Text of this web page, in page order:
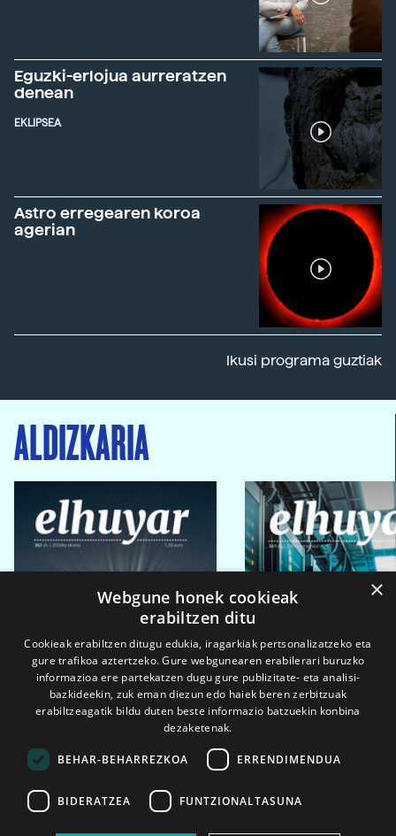
Eguzki-erlojua aurreratzen
denean
EKLIPSEA
Astro erregearen koroa
agerian
Ikusi programa guztiak
ALDIZKARIA
2026ko eka. 1a 2026ko mar. 1a
×
Webgune honek cookieak
erabiltzen ditu
Cookieak erabiltzen ditugu edukia, iragarkiak pertsonalizatzeko eta
gure trafikoa aztertzeko. Gure webgunearen erabilerari buruzko
informazioa ere partekatzen dugu gure publizitate- eta analisi-
bazkideekin, zuk eman diezun edo haiek beren zerbitzuak
erabiltzeagatik bildu duten beste informazio batzuekin konbina
dezaketenak.
BEHAR-BEHARREZKOA ERRENDIMENDUA
BIDERATZEA FUNTZIONALTASUNA